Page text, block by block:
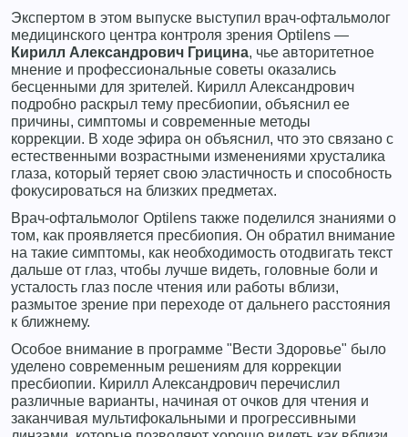
Экспертом в этом выпуске выступил врач-офтальмолог
медицинского центра контроля зрения Optilens —
Кирилл Александрович Грицина, чье авторитетное
мнение и профессиональные советы оказались
бесценными для зрителей. Кирилл Александрович
подробно раскрыл тему пресбиопии, объяснил ее
причины, симптомы и современные методы
коррекции. В ходе эфира он объяснил, что это связано с
естественными возрастными изменениями хрусталика
глаза, который теряет свою эластичность и способность
фокусироваться на близких предметах.
Врач-офтальмолог Optilens также поделился знаниями о
том, как проявляется пресбиопия. Он обратил внимание
на такие симптомы, как необходимость отодвигать текст
дальше от глаз, чтобы лучше видеть, головные боли и
усталость глаз после чтения или работы вблизи,
размытое зрение при переходе от дальнего расстояния
к ближнему.
Особое внимание в программе "Вести Здоровье" было
уделено современным решениям для коррекции
пресбиопии. Кирилл Александрович перечислил
различные варианты, начиная от очков для чтения и
заканчивая мультифокальными и прогрессивными